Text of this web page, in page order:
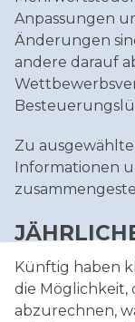
Anpassungen
Änderungen
andere darauf
Zu
Informationen
Künftig haben
die Möglichkeit,
abzurechnen,